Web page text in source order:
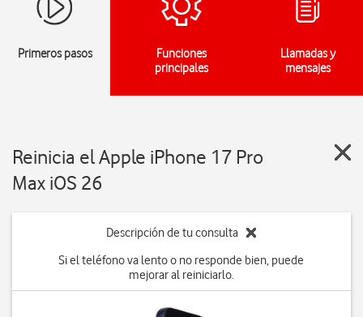
Primeros pasos
Funciones
principales
Llamadas y
mensajes
Reinicia el Apple iPhone 17 Pro
Max iOS 26
Descripción de tu consulta
Si el teléfono va lento o no responde bien, puede
mejorar al reiniciarlo.